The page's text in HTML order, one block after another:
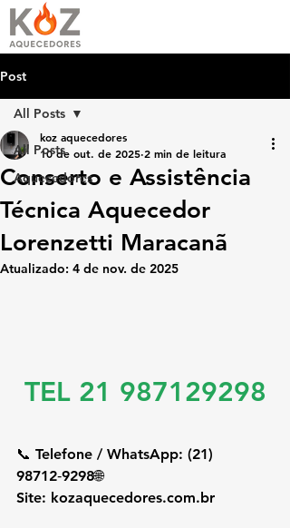
Post
All Posts
Aquecedores
All Posts
Conserto e Assistência
Técnica Aquecedor
Lorenzetti Maracanã
koz aquecedores
10 de out. de 2025 2 min de leitura
Atualizado: 4 de nov. de 2025
TEL 21 987129298
📞 Telefone / WhatsApp: (21)
98712‑9298🌐
Site: kozaquecedores.com.br